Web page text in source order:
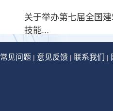
关于举办第七届全国
技能...
常见问题 | 意见反馈 | 联系我们 |